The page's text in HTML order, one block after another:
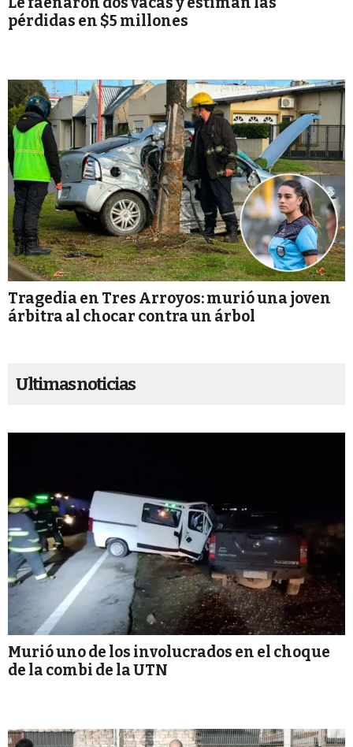
pérdidas en $5 millones
Tragedia en Tres Arroyos: murió una joven
árbitra al chocar contra un árbol
Ultimas noticias
Murió uno de los involucrados en el choque
de la combi de la UTN